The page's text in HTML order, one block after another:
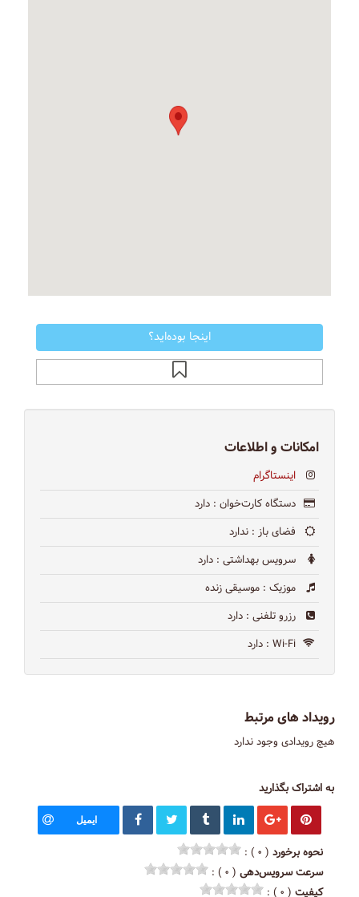
اینجا بوده‌اید؟
امکانات و اطلاعات
اینستاگرام
دستگاه کارت‌خوان : دارد
فضای باز : ندارد
سرویس بهداشتی : دارد
موزیک : موسیقی زنده
رزرو تلفنی : دارد
Wi-Fi : دارد
رویداد های مرتبط
هیچ رویدادی وجود ندارد
به اشتراک بگذارید
ایمیل
نحوه برخورد ( ۰ ) :
سرعت سرویس‌دهی ( ۰ ) :
کیفیت ( ۰ ) :